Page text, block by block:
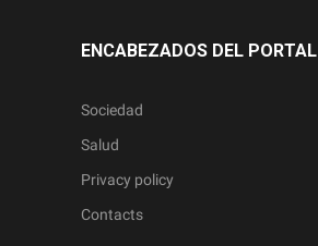
ENCABEZADOS DEL PORTAL
Sociedad
Salud
Privacy policy
Contacts